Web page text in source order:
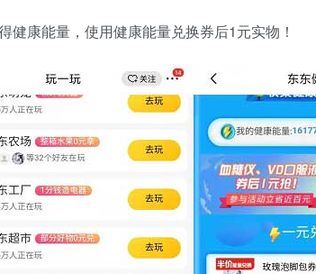
健康能量，使用健康能量兑换券后1元实物！